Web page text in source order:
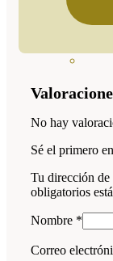
No hay
Sé el primero
Tu dirección de
obligatorios
Nombre *
Correo